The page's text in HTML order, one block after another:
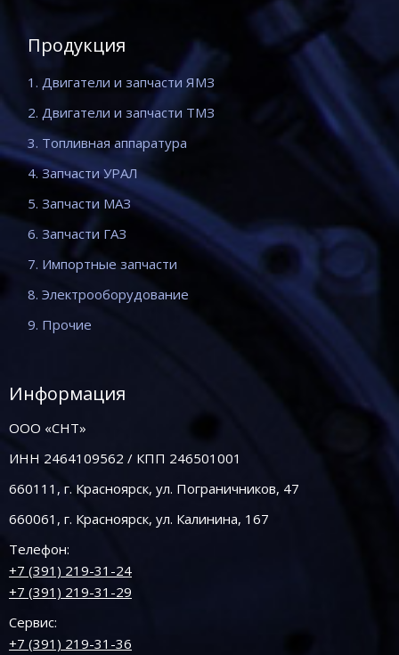
Продукция
1. Двигатели и запчасти ЯМЗ
2. Двигатели и запчасти ТМЗ
3. Топливная аппаратура
4. Запчасти УРАЛ
5. Запчасти МАЗ
6. Запчасти ГАЗ
7. Импортные запчасти
8. Электрооборудование
9. Прочие
Информация
ООО «СНТ»
ИНН 2464109562 / КПП 246501001
660111, г. Красноярск, ул. Пограничников, 47
660061, г. Красноярск, ул. Калинина, 167
Телефон:
+7 (391) 219-31-24
+7 (391) 219-31-29
Сервис:
+7 (391) 219-31-36